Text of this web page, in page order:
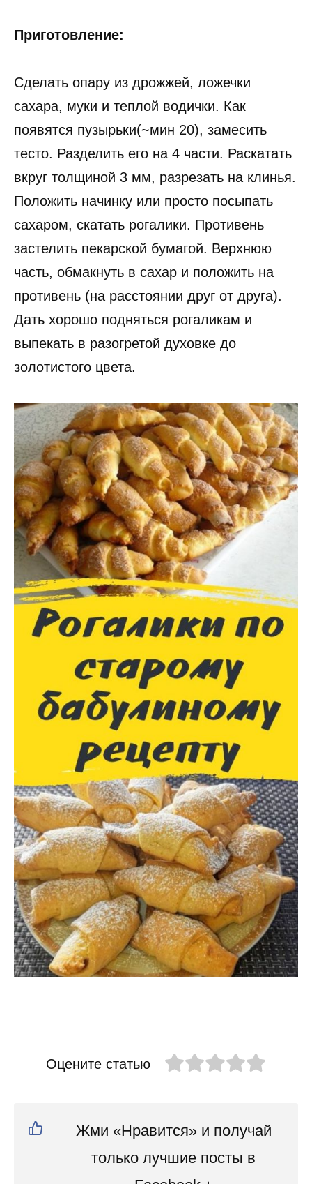
Приготовление:
Сделать опару из дрожжей, ложечки
сахара, муки и теплой водички. Как
появятся пузырьки(~мин 20), замесить
тесто. Разделить его на 4 части. Раскатать
вкруг толщиной 3 мм, разрезать на клинья.
Положить начинку или просто посыпать
сахаром, скатать рогалики. Противень
застелить пекарской бумагой. Верхнюю
часть, обмакнуть в сахар и положить на
противень (на расстоянии друг от друга).
Дать хорошо подняться рогаликам и
выпекать в разогретой духовке до
золотистого цвета.
Оцените статью
Жми «Нравится» и получай
только лучшие посты в